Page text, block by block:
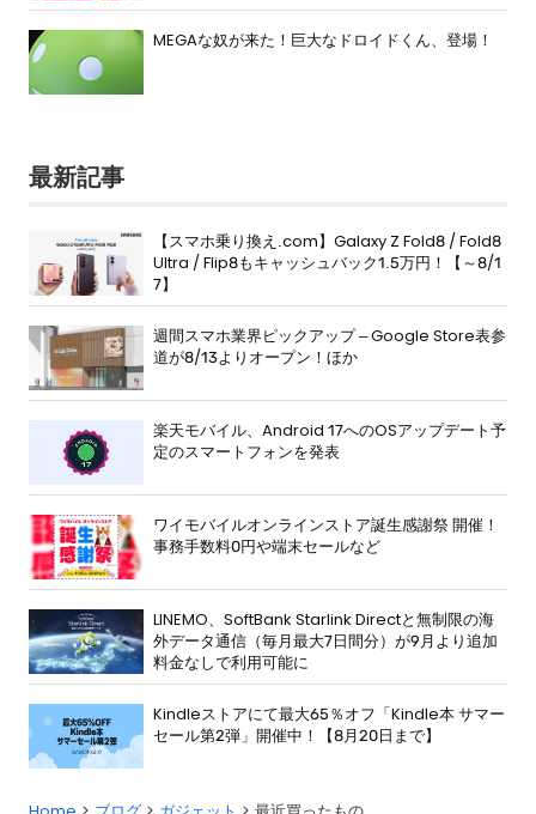
MEGAな奴が来た！巨大なドロイドくん、登場！
最新記事
【スマホ乗り換え.com】Galaxy Z Fold8 / Fold8
Ultra / Flip8もキャッシュバック1.5万円！【～8/1
7】
週間スマホ業界ピックアップ – Google Store表参
道が8/13よりオープン！ほか
楽天モバイル、Android 17へのOSアップデート予
定のスマートフォンを発表
ワイモバイルオンラインストア誕生感謝祭 開催！
事務手数料0円や端末セールなど
LINEMO、SoftBank Starlink Directと無制限の海
外データ通信（毎月最大7日間分）が9月より追加
料金なしで利用可能に
Kindleストアにて最大65％オフ「Kindle本 サマー
セール第2弾」開催中！【8月20日まで】